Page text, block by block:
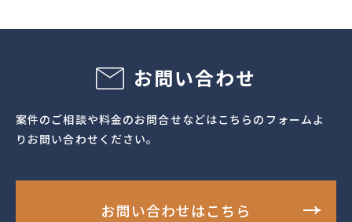
ル化することで、マップの利用データ・人流データも取得で
お問い合わせ
案件のご相談や料金のお問合せなどはこちらのフォームよ
りお問い合わせください。
お問い合わせはこちら